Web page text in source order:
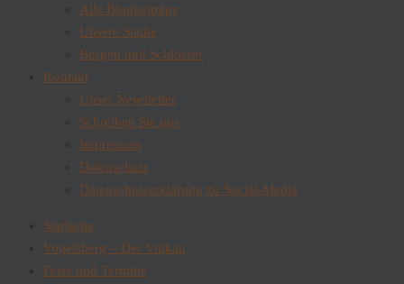
Alle Blogbeiträge
Unsere Städte
Burgen und Schlösser
Kontakt
Unser Newsletter
Schreiben Sie uns
Impressum
Datenschutz
Datenschutzerklärung zu Social-Media
Startseite
Vogelsberg – Der Vulkan
Feste und Termine